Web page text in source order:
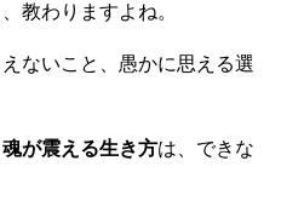
教わりますよね。
ないこと、愚かに思える選
魂が震える生き方は、できな